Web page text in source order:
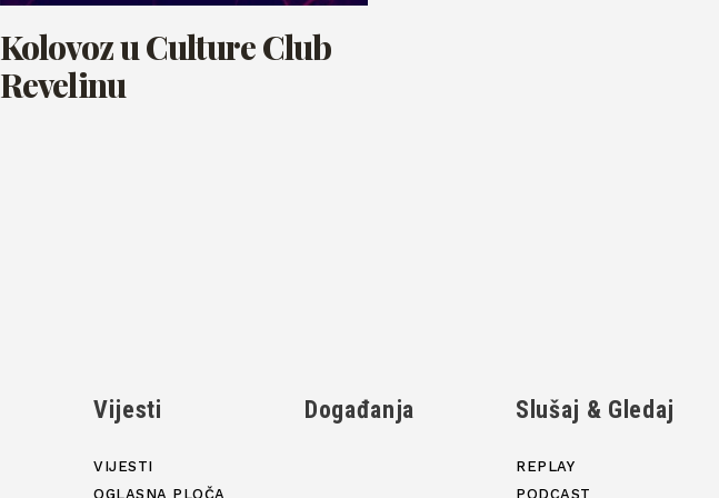
Kolovoz u Culture Club
Revelinu
Vijesti
VIJESTI
OGLASNA PLOČA
Događanja Slušaj & Gledaj
REPLAY
PODCAST